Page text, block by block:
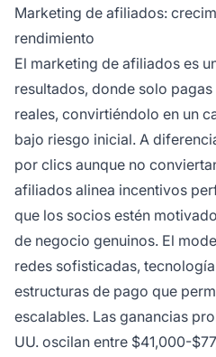
Marketing de afiliados:
rendimiento
El marketing de afiliados es
resultados, donde solo
reales, convirtiéndolo en un
bajo riesgo inicial. A
por clics aunque no
afiliados alinea incentivos
que los socios estén
de negocio genuinos. El
redes sofisticadas,
estructuras de pago que
escalables. Las ganancias
UU. oscilan entre $41,000-